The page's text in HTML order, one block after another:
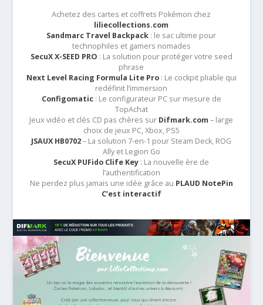
Achetez des cartes et coffrets Pokémon chez
liliecollections.com
Sandmarc Travel Backpack : le sac ultime pour
technophiles et gamers nomades
SecuX X-SEED PRO : La solution pour protéger votre seed
phrase
Next Level Racing Formula Lite Pro: Le cockpit pliable qui
redéfinit l’immersion
Configomatic: Le configurateur PC sur mesure de
TopAchat
Jeux vidéo et clés CD pas chères sur Difmark.com – large
choix de jeux PC, Xbox, PS5
JSAUX HB0702– La solution 7-en-1 pour Steam Deck, ROG
Ally et Legion Go
SecuX PUFido Clife Key : La nouvelle ère de
l’authentification
Ne perdez plus jamais une idée grâce au PLAUD NotePin
C’est interactif